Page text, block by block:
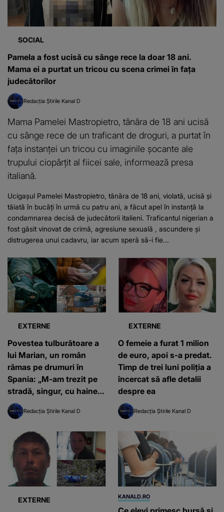
SOCIAL
Pamela a fost ucisă cu sânge rece la doar 18 ani.
Mama ei a purtat un tricou cu scena crimei în fața
judecătorilor
Redacția Știrile Kanal D
Mama Pamelei Mastropietro, tânăra de 18 ani ucisă
cu sânge rece de un traficant de droguri, a purtat în
fața instanței un tricou cu imaginile șocante ale
trupului ciopârțit al fiicei sale, informează presa
italiană.
Ucigașul Pamelei Mastropietro, tânăra de 18 ani, violată, ucisă și
tăiată în bucăți în urmă cu patru ani, a făcut apel în instanță la
condamnarea decisă de judecătorii italieni. Traficantul nigerian a
fost găsit vinovat de crimă, agresiune sexuală , ascundere și
distrugerea unui cadavru, iar acum speră să-i fie...
EXTERNE
Povestea tulburătoare a
lui Marian, un român
rămas pe drumuri în
Spania: „M-am trezit pe
stradă, singur, cu hainele
în geantă”
Redacția Știrile Kanal D
EXTERNE
O femeie a furat 1 milion
de euro, apoi s-a predat.
Timp de trei luni poliția a
încercat să afle detalii
despre ea
Redacția Știrile Kanal D
EXTERNE KANALD.RO